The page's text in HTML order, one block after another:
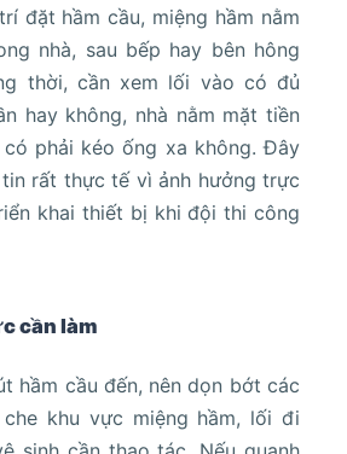
đặt hầm cầu, miệng hầm nằm
nhà, sau bếp hay bên hông
thời, cần xem lối vào có đủ
hay không, nhà nằm mặt tiền
phải kéo ống xa không. Đây
rất thực tế vì ảnh hưởng trực
khai thiết bị khi đội thi công
cần làm
hầm cầu đến, nên dọn bớt các
khu vực miệng hầm, lối đi